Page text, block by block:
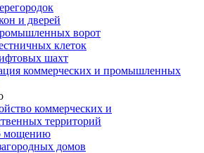
и дверей
ворот
клеток
шахт
коммерческих и промышленных
коммерческих и
территорий
мощению
домов